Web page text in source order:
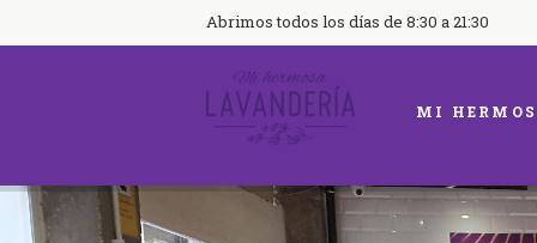
Abrimos todos los días de 8:30 a 21:30
MI